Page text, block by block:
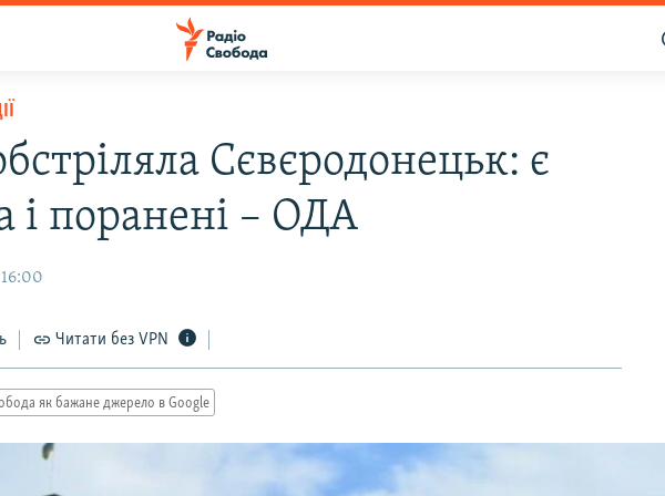
Сєвєродонецьк: є
і поранені – ОДА
Читати без VPN
як бажане джерело в Google